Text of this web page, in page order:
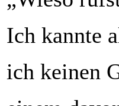
Ich kannte
ich keinen